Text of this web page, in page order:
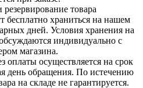
резервирование товара
бесплатно храниться на нашем
дней. Условия хранения на
индивидуально с
магазина.
оплаты осуществляется на срок
день обращения. По истечению
на складе не гарантируется.